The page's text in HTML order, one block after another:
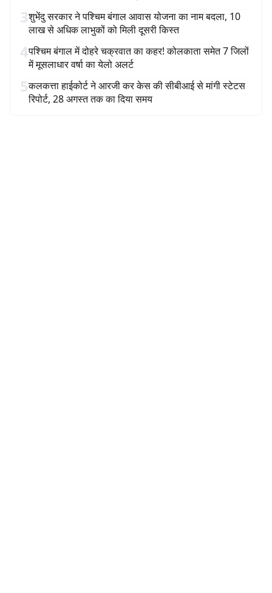
3शुभेंदु सरकार ने पश्चिम बंगाल आवास योजना का नाम बदला, 10
लाख से अधिक लाभुकों को मिली दूसरी किस्त
4पश्चिम बंगाल में दोहरे चक्रवात का कहर! कोलकाता समेत 7 जिलों
में मूसलाधार वर्षा का येलो अलर्ट
5कलकत्ता हाईकोर्ट ने आरजी कर केस की सीबीआई से मांगी स्टेटस
रिपोर्ट, 28 अगस्त तक का दिया समय